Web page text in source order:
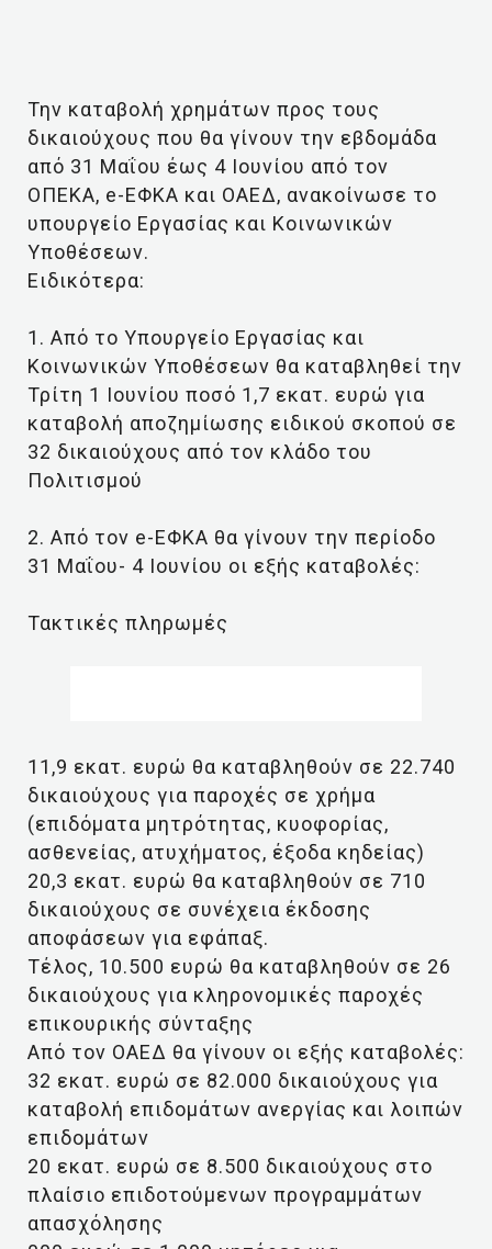
Την καταβολή χρημάτων προς τους
δικαιούχους που θα γίνουν την εβδομάδα
από 31 Μαΐου έως 4 Ιουνίου από τον
ΟΠΕΚΑ, e-ΕΦΚΑ και ΟΑΕΔ, ανακοίνωσε το
υπουργείο Εργασίας και Κοινωνικών
Υποθέσεων.
Ειδικότερα:
1. Από το Υπουργείο Εργασίας και
Κοινωνικών Υποθέσεων θα καταβληθεί την
Τρίτη 1 Ιουνίου ποσό 1,7 εκατ. ευρώ για
καταβολή αποζημίωσης ειδικού σκοπού σε
32 δικαιούχους από τον κλάδο του
Πολιτισμού
2. Από τον e-ΕΦΚΑ θα γίνουν την περίοδο
31 Μαΐου- 4 Ιουνίου οι εξής καταβολές:
Τακτικές πληρωμές
11,9 εκατ. ευρώ θα καταβληθούν σε 22.740
δικαιούχους για παροχές σε χρήμα
(επιδόματα μητρότητας, κυοφορίας,
ασθενείας, ατυχήματος, έξοδα κηδείας)
20,3 εκατ. ευρώ θα καταβληθούν σε 710
δικαιούχους σε συνέχεια έκδοσης
αποφάσεων για εφάπαξ.
Τέλος, 10.500 ευρώ θα καταβληθούν σε 26
δικαιούχους για κληρονομικές παροχές
επικουρικής σύνταξης
Από τον ΟΑΕΔ θα γίνουν οι εξής καταβολές:
32 εκατ. ευρώ σε 82.000 δικαιούχους για
καταβολή επιδομάτων ανεργίας και λοιπών
επιδομάτων
20 εκατ. ευρώ σε 8.500 δικαιούχους στο
πλαίσιο επιδοτούμενων προγραμμάτων
απασχόλησης